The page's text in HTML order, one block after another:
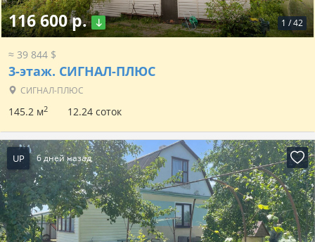
1 /42
116 600 р.
≈ 39 844 $
3-этаж. СИГНАЛ-ПЛЮС
СИГНАЛ-ПЛЮС
145.2 м2 12.24 соток
UP 6 дней назад